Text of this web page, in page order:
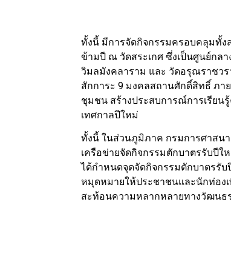
ทั้งนี้ มีการจัดกิจกรรมครอบคลุมทั้
ข้ามปี ณ วัดสระเกศ ซึ่งเป็นศูนย์กล
วิมลมังคลาราม และ วัดอรุณราชวร
สักการะ 9 มงคลสถานศักดิ์สิทธิ์ ภาย
ชุมชน สร้างประสบการณ์การเรีย
เทศกาลปีใหม่
ทั้งนี้ ในส่วนภูมิภาค กรมการศาสน
เครือข่ายจัดกิจกรรมตักบาตรรับปี
ได้กำหนดจุดจัดกิจกรรมตักบาตรรั
หมุดหมายให้ประชาชนและนักท่อง
สะท้อนความหลากหลายทางวัฒน